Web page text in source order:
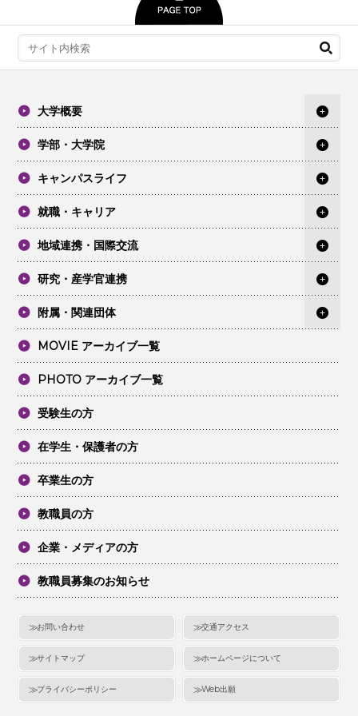
大学概要
学部・大学院
キャンパスライフ
就職・キャリア
地域連携・国際交流
研究・産学官連携
附属・関連団体
MOVIE アーカイブ一覧
PHOTO アーカイブ一覧
受験生の方
在学生・保護者の方
卒業生の方
教職員の方
企業・メディアの方
教職員募集のお知らせ
お問い合わせ 交通アクセス
サイトマップ ホームページについて
プライバシーポリシー Web出願